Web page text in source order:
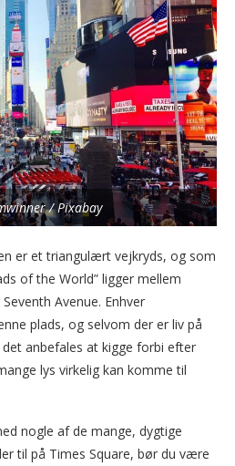
/ Pixabay
er et triangulært vejkryds, og som
of the World” ligger mellem
Avenue. Enhver
plads, og selvom der er liv på
anbefales at kigge forbi efter
lys virkelig kan komme til
nogle af de mange, dygtige
til på Times Square, bør du være